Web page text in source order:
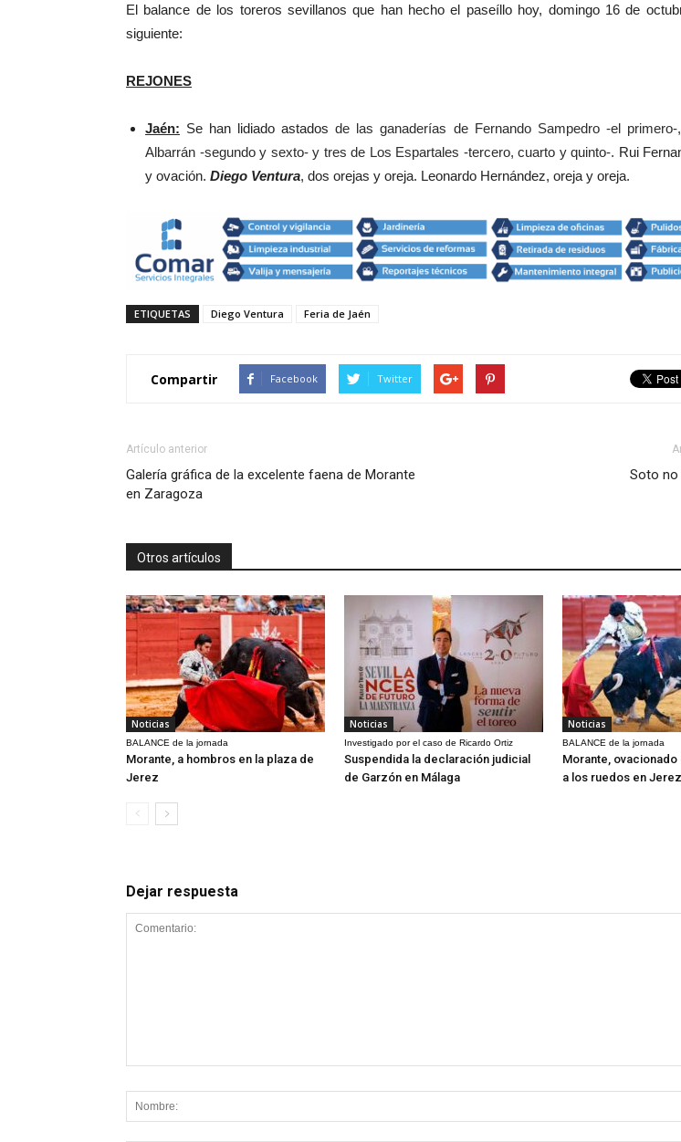
El balance de los toreros sevillanos que han hecho el paseíllo hoy, domingo 16 de
siguiente:
REJONES
Jaén: Se han lidiado astados de las ganaderías de Fernando Sampedro -el
Albarrán -segundo y sexto- y tres de Los Espartales -tercero, cuarto y quinto-. Rui
y ovación. Diego Ventura, dos orejas y oreja. Leonardo Hernández, oreja y oreja.
ETIQUETAS Diego Ventura Feria de Jaén
Compartir Facebook Twitter
Artículo anterior
Galería gráfica de la excelente faena de Morante
en Zaragoza
Soto
Otros artículos
Noticias
BALANCE de la jornada
Morante, a hombros en la plaza de
Jerez
Noticias
Investigado por el caso de Ricardo Ortiz
Suspendida la declaración judicial
de Garzón en Málaga
Noticias
BALANCE de la jornada
Morante,
a los ruedos en Jerez
Dejar respuesta